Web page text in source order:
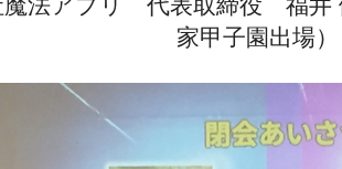
家甲子園出場）